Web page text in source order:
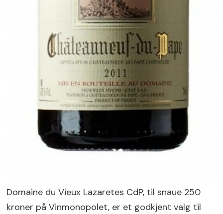
Domaine du Vieux Lazaretes CdP, til snaue 250
kroner på Vinmonopolet, er et godkjent valg til